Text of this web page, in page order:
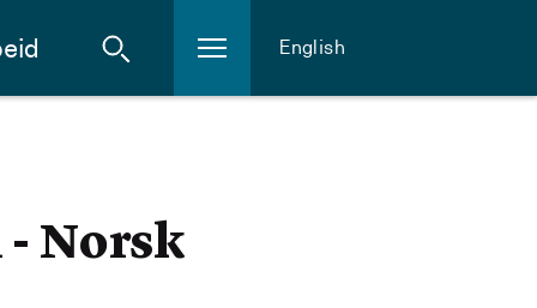
English
- Norsk